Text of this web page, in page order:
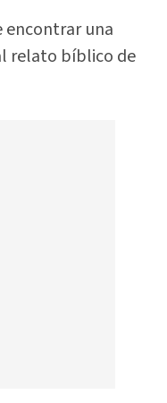
encontrar una
relato bíblico de